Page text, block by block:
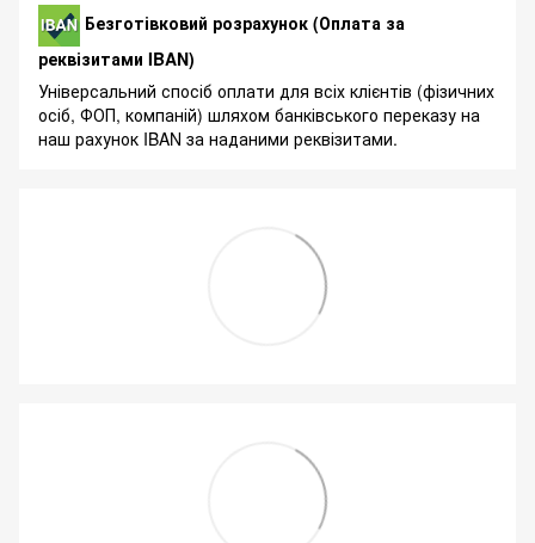
Безготівковий розрахунок (Оплата за
реквізитами IBAN)
Універсальний спосіб оплати для всіх клієнтів (фізичних
осіб, ФОП, компаній) шляхом банківського переказу на
наш рахунок IBAN за наданими реквізитами.